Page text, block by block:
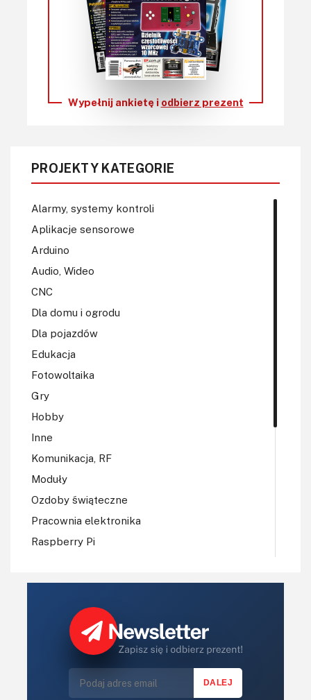
Wypełnij ankietę i odbierz prezent
PROJEKTY KATEGORIE
Alarmy, systemy kontroli
Aplikacje sensorowe
Arduino
Audio, Wideo
CNC
Dla domu i ogrodu
Dla pojazdów
Edukacja
Fotowoltaika
Gry
Hobby
Inne
Komunikacja, RF
Moduły
Ozdoby świąteczne
Pracownia elektronika
Raspberry Pi
Robotyka
Sterowniki silników
Technika μP, μC, PLD
Termometry i termostaty